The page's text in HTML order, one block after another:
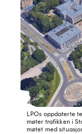
LPOs oppdaterte
møter trafikken i
møtet med